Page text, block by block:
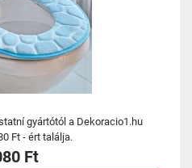
gyártótól a Dekoracio1.hu
Ft - ért találja.
Ft